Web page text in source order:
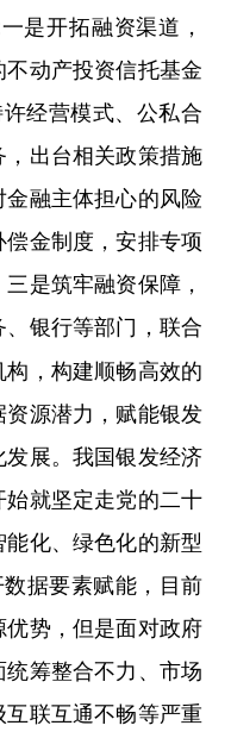
是开拓融资渠道，
动产投资信托基金
许经营模式、公私合
出台相关政策措施
融主体担心的风险
金制度，安排专项
是筑牢融资保障，
银行等部门，联合
，构建顺畅高效的
源潜力，赋能银发
展。我国银发经济
就坚定走党的二十
化、绿色化的新型
据要素赋能，目前
势，但是面对政府
筹整合不力、市场
联互通不畅等严重